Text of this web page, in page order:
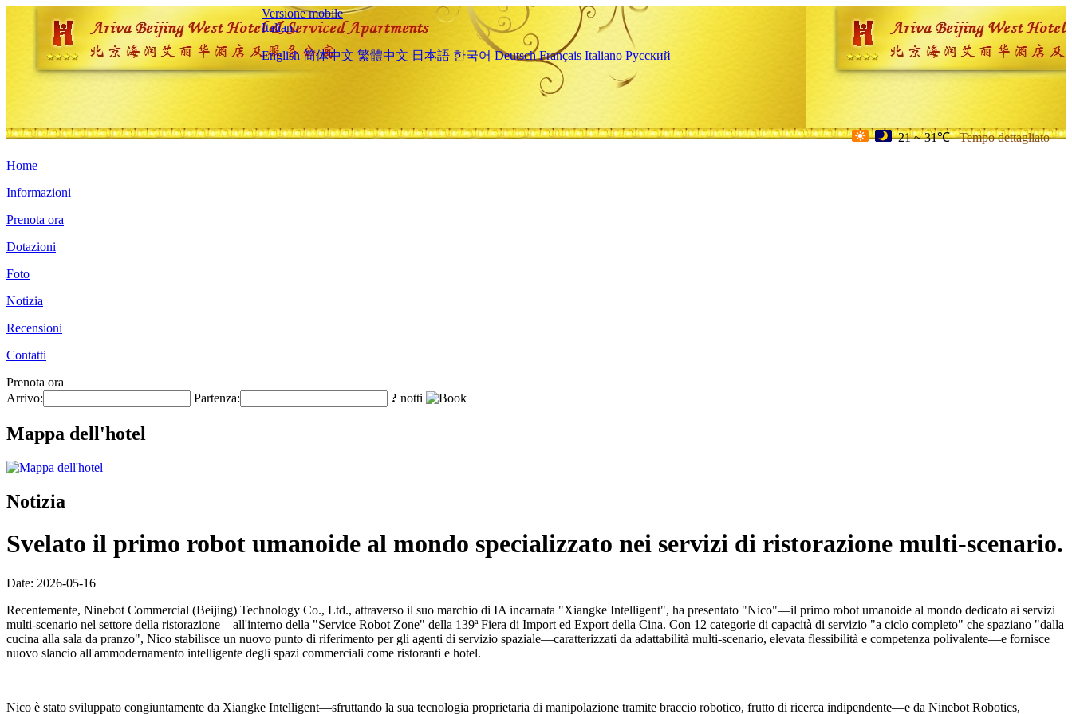
Versione mobile
Italiano
English 简体中文 繁體中文 日本語 한국어 Deutsch Français Italiano Русский
21 ~ 31℃ Tempo dettagliato
Home
Informazioni
Prenota ora
Dotazioni
Foto
Notizia
Recensioni
Contatti
Prenota ora
Arrivo:
Partenza: ? notti
Mappa dell'hotel
Notizia
Svelato il primo robot umanoide al mondo specializzato nei servizi di ristorazione multi-scenario.
Date: 2026-05-16
Recentemente, Ninebot Commercial (Beijing) Technology Co., Ltd., attraverso il suo marchio di IA incarnata "Xiangke Intelligent", ha presentato "Nico"—il primo robot umanoide al mondo dedicato ai servizi
multi-scenario nel settore della ristorazione—all'interno della "Service Robot Zone" della 139ª Fiera di Import ed Export della Cina. Con 12 categorie di capacità di servizio "a ciclo completo" che spaziano "dalla
cucina alla sala da pranzo", Nico stabilisce un nuovo punto di riferimento per gli agenti di servizio spaziale—caratterizzati da adattabilità multi-scenario, elevata flessibilità e competenza polivalente—e fornisce
nuovo slancio all'ammodernamento intelligente degli spazi commerciali come ristoranti e hotel.
Nico è stato sviluppato congiuntamente da Xiangke Intelligent—sfruttando la sua tecnologia proprietaria di manipolazione tramite braccio robotico, frutto di ricerca indipendente—e da Ninebot Robotics,